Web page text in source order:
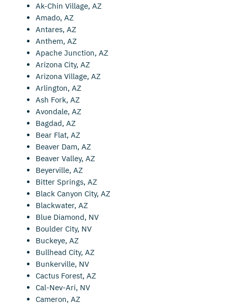
Ak-Chin Village, AZ
Amado, AZ
Antares, AZ
Anthem, AZ
Apache Junction, AZ
Arizona City, AZ
Arizona Village, AZ
Arlington, AZ
Ash Fork, AZ
Avondale, AZ
Bagdad, AZ
Bear Flat, AZ
Beaver Dam, AZ
Beaver Valley, AZ
Beyerville, AZ
Bitter Springs, AZ
Black Canyon City, AZ
Blackwater, AZ
Blue Diamond, NV
Boulder City, NV
Buckeye, AZ
Bullhead City, AZ
Bunkerville, NV
Cactus Forest, AZ
Cal-Nev-Ari, NV
Cameron, AZ